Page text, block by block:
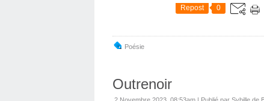
Repost 0
Poésie
Outrenoir